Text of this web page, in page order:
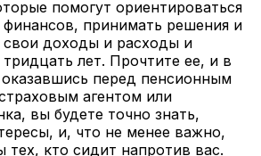
помогут ориентироваться
принимать решения и
свои доходы и расходы и
тридцать лет. Прочтите ее, и в
перед пенсионным
агентом или
вы будете точно знать,
и, что не менее важно,
тех, кто сидит напротив вас.